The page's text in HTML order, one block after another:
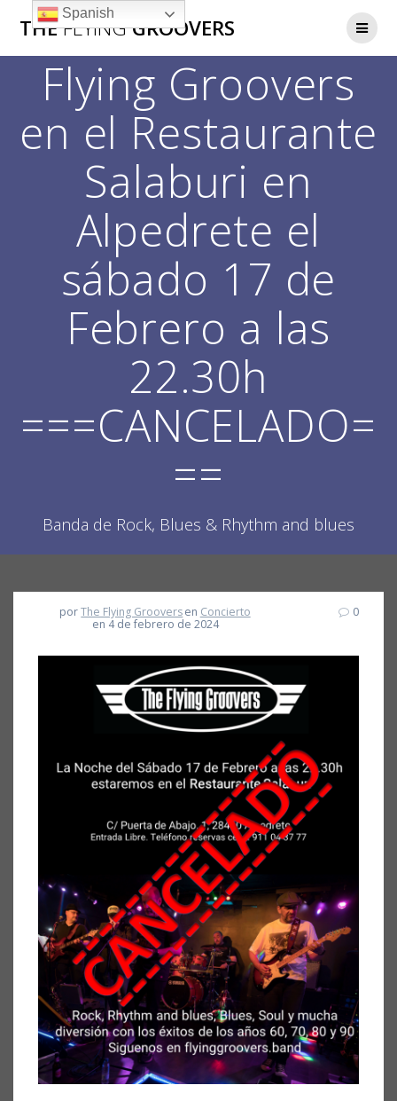
al
THEFLYINGGROOVERS
Flying Groovers
en el Restaurante
Salaburi en
Alpedrete el
sábado 17 de
Febrero a las
22.30h
===CANCELADO=
==
Banda de Rock, Blues & Rhythm and blues
porThe Flying Grooversen Concierto
en 4 de febrero de 2024
0
Spanish